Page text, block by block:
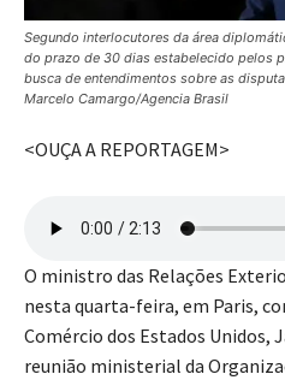
Segundo interlocutores da área
do prazo de 30 dias estabelecido pelos
busca de entendimentos sobre as
Marcelo Camargo/Agencia Brasil
<OUÇA A REPORTAGEM>
O ministro das Relações
nesta quarta-feira, em Paris,
Comércio dos Estados Unidos,
reunião ministerial da